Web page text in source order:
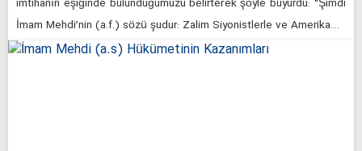
imtihanın eşiğinde bulunduğumuzu belirterek şöyle buyurdu: “Şimdi
İmam Mehdi’nin (a.f.) sözü şudur: Zalim Siyonistlerle ve Amerika…